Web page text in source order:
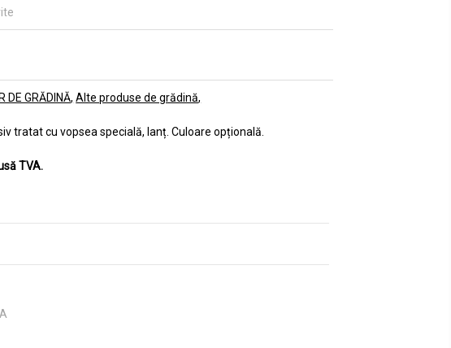
DE GRĂDINĂ Alte produse de grădină
tratat cu vopsea specială, lanț. Culoare opțională.
TVA.